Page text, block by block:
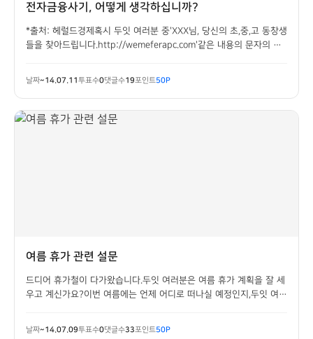
전자금융사기, 어떻게 생각하십니까?
*출처: 헤럴드경제혹시 두잇 여러분 중'XXX님, 당신의 초,중,고 동창생
들을 찾아드립니다.http://wemeferapc.com'같은 내용의 문자의 링
메시지/카카오톡 사...
날짜~14.07.11투표수0댓글수19포인트50P
여름 휴가 관련 설문
드디어 휴가철이 다가왔습니다.두잇 여러분은 여름 휴가 계획을 잘 세
우고 계신가요?이번 여름에는 언제 어디로 떠나실 예정인지,두잇 여러
날짜~14.07.09투표수0댓글수33포인트50P